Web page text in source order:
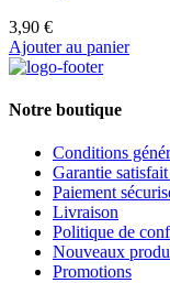
3,90 €
Ajouter au panier
Notre boutique
Conditions
Garantie
Paiement
Livraison
Politique de
Nouveaux
Promotions